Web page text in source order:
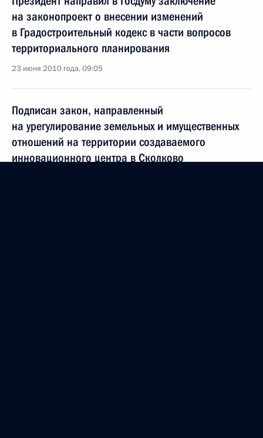
на законопроект о внесении изменений
в Градостроительный кодекс в части вопросов
территориального планирования
23 июня 2010 года, 09:05
Подписан закон, направленный
на урегулирование земельных и имущественных
отношений на территории создаваемого
инновационного центра в Сколково